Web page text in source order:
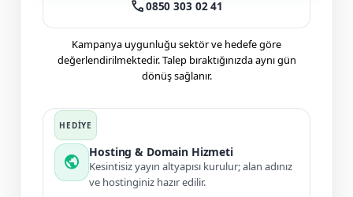
call0850 303 02 41
Kampanya uygunluğu sektör ve hedefe göre
değerlendirilmektedir. Talep bıraktığınızda aynı gün
dönüş sağlanır.
public
Hosting & Domain Hizmeti
Kesintisiz yayın altyapısı kurulur; alan adınız
ve hostinginiz hazır edilir.